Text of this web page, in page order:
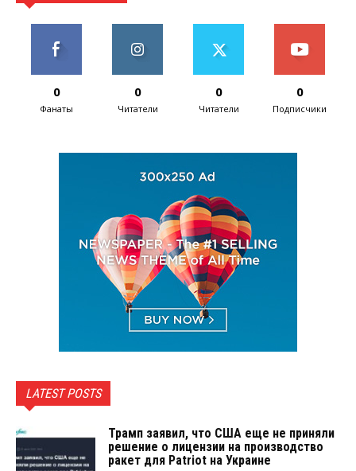
0
Фанаты
0
Читатели
0
Читатели
0
Подписчики
LATEST POSTS
Трамп заявил, что США еще не приняли
решение о лицензии на производство
ракет для Patriot на Украине